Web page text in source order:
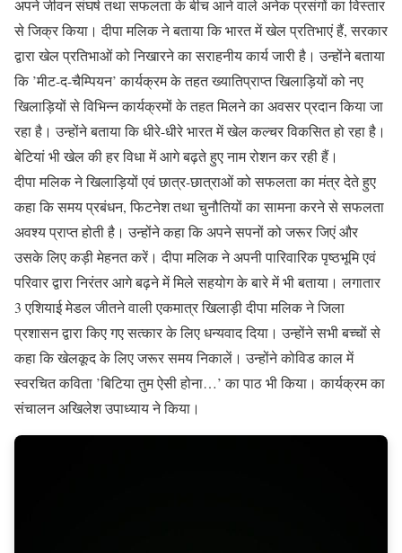
अपने जीवन संघर्ष तथा सफलता के बीच आने वाले अनेक प्रसंगों का विस्तार
से जिक्र किया। दीपा मलिक ने बताया कि भारत में खेल प्रतिभाएं हैं, सरकार
द्वारा खेल प्रतिभाओं को निखारने का सराहनीय कार्य जारी है। उन्होंने बताया
कि ’मीट-द-चैम्पियन’ कार्यक्रम के तहत ख्यातिप्राप्त खिलाड़ियों को नए
खिलाड़ियों से विभिन्न कार्यक्रमों के तहत मिलने का अवसर प्रदान किया जा
रहा है। उन्होंने बताया कि धीरे-धीरे भारत में खेल कल्चर विकसित हो रहा है।
बेटियां भी खेल की हर विधा में आगे बढ़ते हुए नाम रोशन कर रही हैं।
दीपा मलिक ने खिलाड़ियों एवं छात्र-छात्राओं को सफलता का मंत्र देते हुए
कहा कि समय प्रबंधन, फिटनेश तथा चुनौतियों का सामना करने से सफलता
अवश्य प्राप्त होती है। उन्होंने कहा कि अपने सपनों को जरूर जिएं और
उसके लिए कड़ी मेहनत करें। दीपा मलिक ने अपनी पारिवारिक पृष्ठभूमि एवं
परिवार द्वारा निरंतर आगे बढ़ने में मिले सहयोग के बारे में भी बताया। लगातार
3 एशियाई मेडल जीतने वाली एकमात्र खिलाड़ी दीपा मलिक ने जिला
प्रशासन द्वारा किए गए सत्कार के लिए धन्यवाद दिया। उन्होंने सभी बच्चों से
कहा कि खेलकूद के लिए जरूर समय निकालें। उन्होंने कोविड काल में
स्वरचित कविता ’बिटिया तुम ऐसी होना…’ का पाठ भी किया। कार्यक्रम का
संचालन अखिलेश उपाध्याय ने किया।